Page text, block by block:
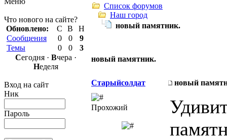
Что нового на сайте?
Обновлено:
С В
Н
Сообщения
0 0
9
Темы
0 0
3
Сегодня · Вчера ·
Неделя
Вход на сайт
Ник
Пароль
Список форумов
Наш город
новый памятник.
новый памятник.
Старыйсолдат новый
Прохожий